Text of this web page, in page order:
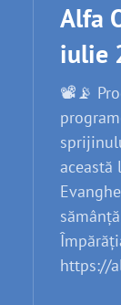
Alfa
iulie
📽️📡
această
https://